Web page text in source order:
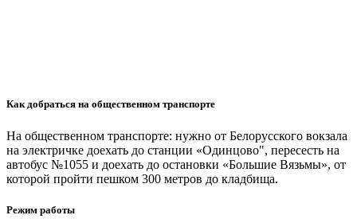
Как добраться на общественном транспорте
На общественном транспорте: нужно от Белорусского вокзала
на электричке доехать до станции «Одинцово", пересесть на
автобус №1055 и доехать до остановки «Большие Вязьмы», от
которой пройти пешком 300 метров до кладбища.
Режим работы